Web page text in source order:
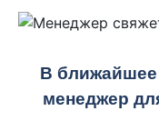
В ближайшее
менеджер